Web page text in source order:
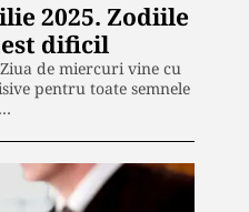
2025. Zodiile
dificil
de miercuri vine cu
pentru toate semnele